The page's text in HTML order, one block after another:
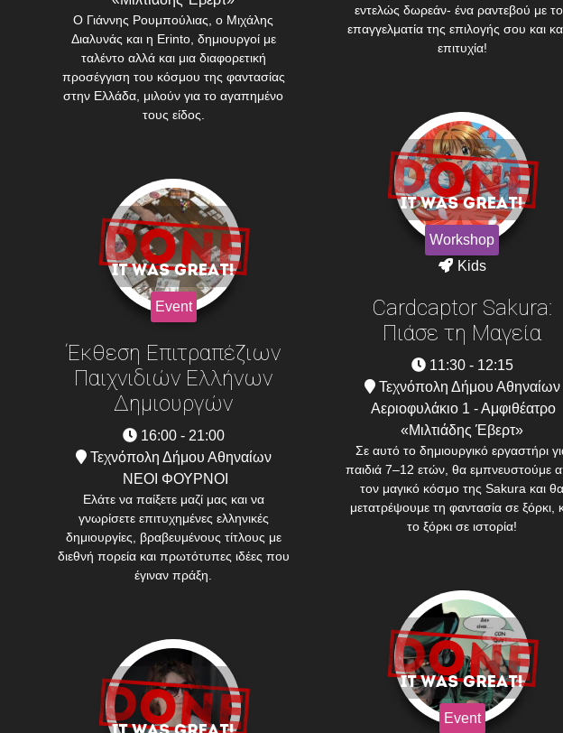
O Γιάννης Ρουμπούλιας, o Μιχάλης
Διαλυνάς και η Erinto, δημιουργοί με
ταλέντο αλλά και μια διαφορετική
προσέγγιση του κόσμου της φαντασίας
στην Ελλάδα, μιλούν για το αγαπημένο
τους είδος.
Event
Έκθεση Επιτραπέζιων
Παιχνιδιών Ελλήνων
Δημιουργών
16:00 - 21:00
Τεχνόπολη Δήμου Αθηναίων
ΝΕΟΙ ΦΟΥΡΝΟΙ
Ελάτε να παίξετε μαζί μας και να
γνωρίσετε επιτυχημένες ελληνικές
δημιουργίες, βραβευμένους τίτλους με
διεθνή πορεία και πρωτότυπες ιδέες που
έγιναν πράξη.
εντελώς δωρεάν- ένα ραντεβού με
επαγγελματία της επιλογής σου και
επιτυχία!
Workshop
Kids
Cardcaptor Sakura:
Πιάσε τη Μαγεία
11:30 - 12:15
Τεχνόπολη Δήμου Αθηναίων
Αεριοφυλάκιο 1 - Αμφιθέατρο
«Μιλτιάδης Έβερτ»
Σε αυτό το δημιουργικό εργαστήρι
παιδιά 7–12 ετών, θα εμπνευστούμε
τον μαγικό κόσμο της Sakura και θα
μετατρέψουμε τη φαντασία σε ξόρκι,
το ξόρκι σε ιστορία!
Event